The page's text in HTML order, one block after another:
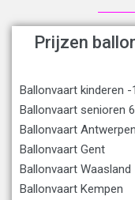
Prijzen
Ballonvaart kinderen -
Ballonvaart senioren
Ballonvaart Antwerpen
Ballonvaart Gent
Ballonvaart Waasland
Ballonvaart Kempen